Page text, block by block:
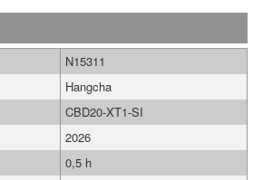
N15311
Hangcha
CBD20-XT1-SI
2026
0,5 h